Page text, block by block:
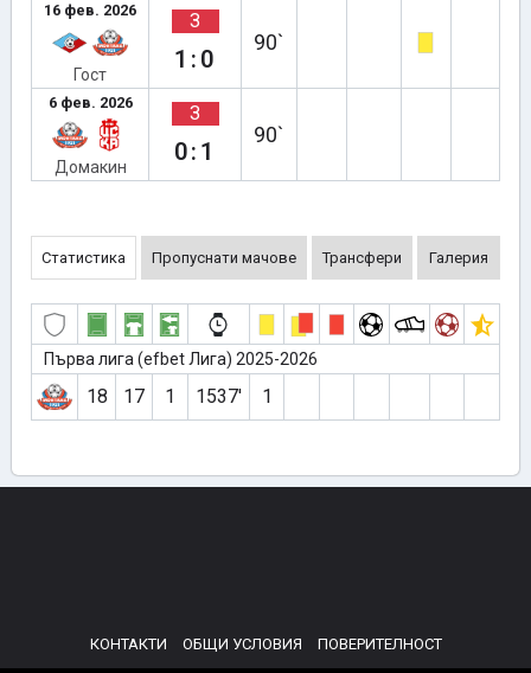
16 фев. 2026
Гост
З
1:0
90`
6 фев. 2026
Домакин
З
0:1
90`
Статистика Пропуснати мачове Трансфери Галерия
Първа лига (efbet Лига) 2025-2026
18 17 1 1537′ 1
КОНТАКТИ ОБЩИ УСЛОВИЯ ПОВЕРИТЕЛНОСТ